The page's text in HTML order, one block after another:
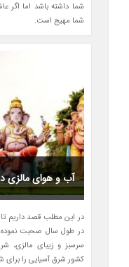
شما داشته باشد اما اگر
شما مهیج است.
آب و هوای مالزی
در این مطلب قصد داریم
در طول سال صحبت نموده
سرسبز و زیبای مالزی،
کشور شرق آسیایی را برای